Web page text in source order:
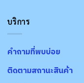
บริการ
คำถามที่พบบ่อย
ติดตามสถานะสินค้า